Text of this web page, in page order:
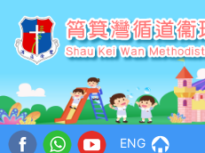
ENG